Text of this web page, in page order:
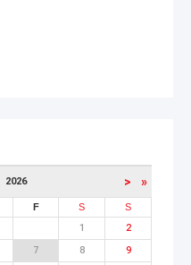
2026 > »
F S S
1
2
7 8
9